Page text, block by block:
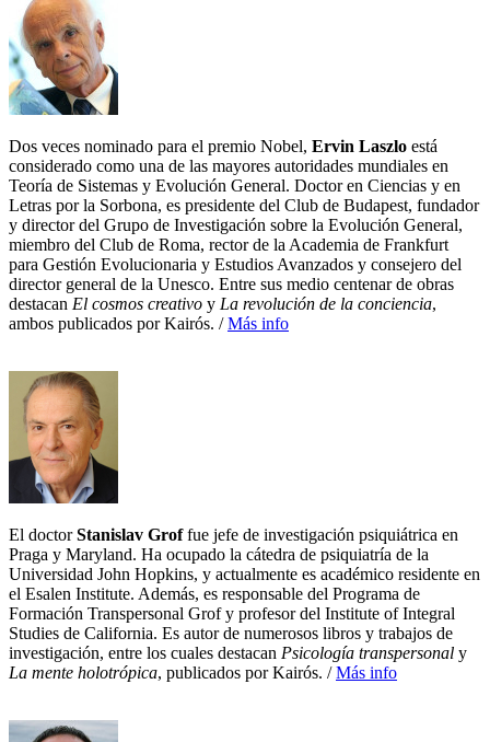
Dos veces nominado para el premio Nobel, Ervin Laszlo está
considerado como una de las mayores autoridades mundiales en
Teoría de Sistemas y Evolución General. Doctor en Ciencias y en
Letras por la Sorbona, es presidente del Club de Budapest, fundador
y director del Grupo de Investigación sobre la Evolución General,
miembro del Club de Roma, rector de la Academia de Frankfurt
para Gestión Evolucionaria y Estudios Avanzados y consejero del
director general de la Unesco. Entre sus medio centenar de obras
destacan El cosmos creativo y La revolución de la conciencia,
ambos publicados por Kairós. /Más info
El doctorStanislav Groffue jefe de investigación psiquiátrica en
Praga y Maryland. Ha ocupado la cátedra de psiquiatría de la
Universidad John Hopkins, y actualmente es académico residente en
el Esalen Institute. Además, es responsable del Programa de
Formación Transpersonal Grof y profesor del Institute of Integral
Studies de California. Es autor de numerosos libros y trabajos de
investigación, entre los cuales destacan Psicología transpersonal y
La mente holotrópica, publicados por Kairós. /Más info